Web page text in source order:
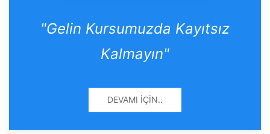
"Gelin Kursumuzda Kayıtsız
Kalmayın"
DEVAMI İÇIN..